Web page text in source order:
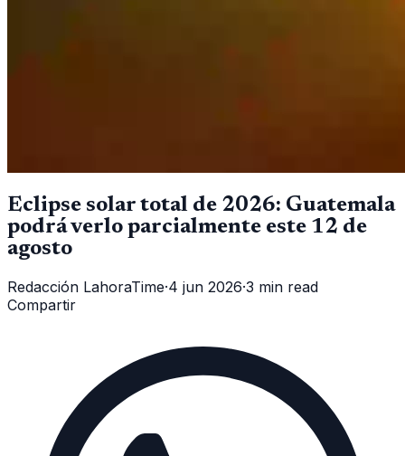
Eclipse solar total de 2026: Guatemala
podrá verlo parcialmente este 12 de
agosto
Redacción LahoraTime·4 jun 2026·3 min read
Compartir